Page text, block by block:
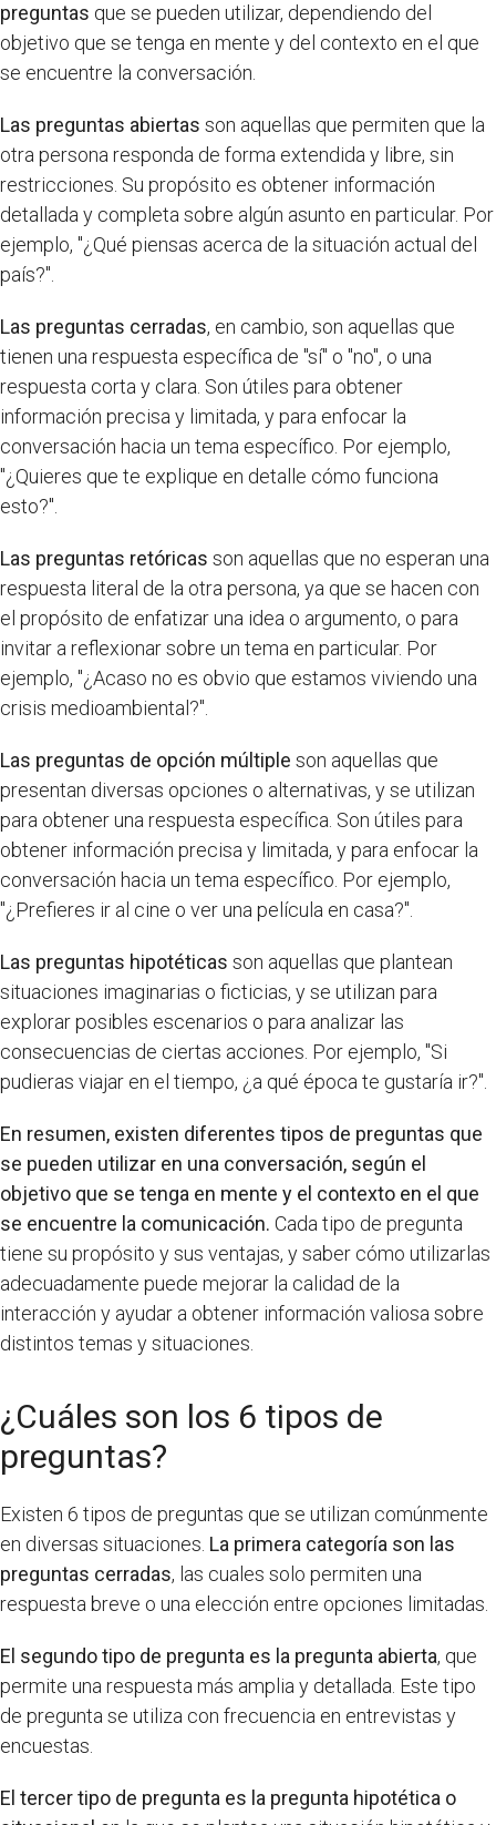
preguntas que se pueden utilizar, dependiendo del
objetivo que se tenga en mente y del contexto en el que
se encuentre la conversación.
Las preguntas abiertas son aquellas que permiten que la
otra persona responda de forma extendida y libre, sin
restricciones. Su propósito es obtener información
detallada y completa sobre algún asunto en particular. Por
ejemplo, "¿Qué piensas acerca de la situación actual del
país?".
Las preguntas cerradas, en cambio, son aquellas que
tienen una respuesta específica de "sí" o "no", o una
respuesta corta y clara. Son útiles para obtener
información precisa y limitada, y para enfocar la
conversación hacia un tema específico. Por ejemplo,
"¿Quieres que te explique en detalle cómo funciona
esto?".
Las preguntas retóricas son aquellas que no esperan una
respuesta literal de la otra persona, ya que se hacen con
el propósito de enfatizar una idea o argumento, o para
invitar a reflexionar sobre un tema en particular. Por
ejemplo, "¿Acaso no es obvio que estamos viviendo una
crisis medioambiental?".
Las preguntas de opción múltiple son aquellas que
presentan diversas opciones o alternativas, y se utilizan
para obtener una respuesta específica. Son útiles para
obtener información precisa y limitada, y para enfocar la
conversación hacia un tema específico. Por ejemplo,
"¿Prefieres ir al cine o ver una película en casa?".
Las preguntas hipotéticas son aquellas que plantean
situaciones imaginarias o ficticias, y se utilizan para
explorar posibles escenarios o para analizar las
consecuencias de ciertas acciones. Por ejemplo, "Si
pudieras viajar en el tiempo, ¿a qué época te gustaría ir?".
En resumen, existen diferentes tipos de preguntas que
se pueden utilizar en una conversación, según el
objetivo que se tenga en mente y el contexto en el que
se encuentre la comunicación. Cada tipo de pregunta
tiene su propósito y sus ventajas, y saber cómo utilizarlas
adecuadamente puede mejorar la calidad de la
interacción y ayudar a obtener información valiosa sobre
distintos temas y situaciones.
¿Cuáles son los 6 tipos de
preguntas?
Existen 6 tipos de preguntas que se utilizan comúnmente
en diversas situaciones. La primera categoría son las
preguntas cerradas, las cuales solo permiten una
respuesta breve o una elección entre opciones limitadas.
El segundo tipo de pregunta es la pregunta abierta, que
permite una respuesta más amplia y detallada. Este tipo
de pregunta se utiliza con frecuencia en entrevistas y
encuestas.
El tercer tipo de pregunta es la pregunta hipotética o